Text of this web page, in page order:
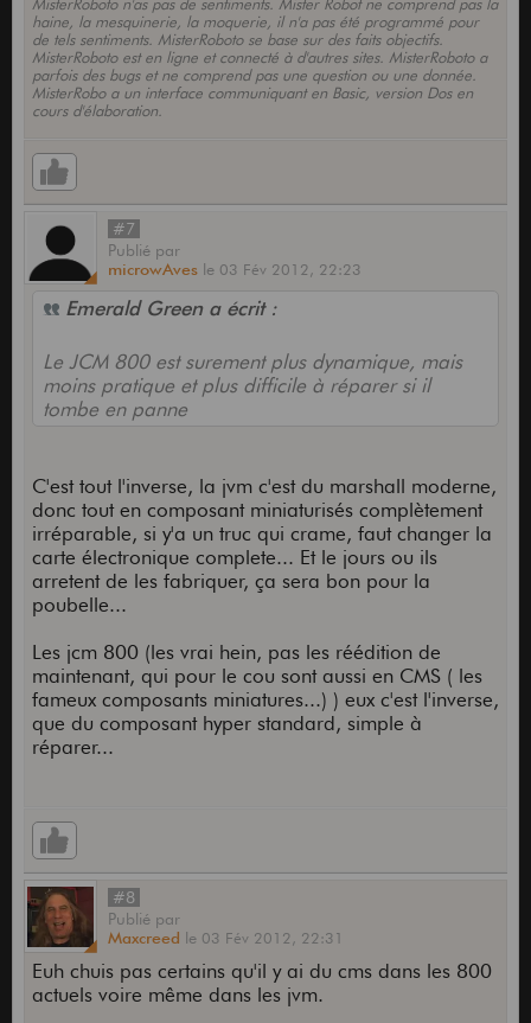
MisterRoboto n'as pas de sentiments. Mister Robot ne comprend pas la
haine, la mesquinerie, la moquerie, il n'a pas été programmé pour
de tels sentiments. MisterRoboto se base sur des faits objectifs.
MisterRoboto est en ligne et connecté à d'autres sites. MisterRoboto a
parfois des bugs et ne comprend pas une question ou une donnée.
MisterRobo a un interface communiquant en Basic, version Dos en
cours d'élaboration.
#7
Publié par
microwAves le 03 Fév 2012, 22:23
Emerald Green a écrit :
Le JCM 800 est surement plus dynamique, mais
moins pratique et plus difficile à réparer si il
tombe en panne
C'est tout l'inverse, la jvm c'est du marshall moderne,
donc tout en composant miniaturisés complètement
irréparable, si y'a un truc qui crame, faut changer la
carte électronique complete... Et le jours ou ils
arretent de les fabriquer, ça sera bon pour la
poubelle...
Les jcm 800 (les vrai hein, pas les réédition de
maintenant, qui pour le cou sont aussi en CMS ( les
fameux composants miniatures...) ) eux c'est l'inverse,
que du composant hyper standard, simple à
réparer...
#8
Publié par
Maxcreed le 03 Fév 2012, 22:31
Euh chuis pas certains qu'il y ai du cms dans les 800
actuels voire même dans les jvm.